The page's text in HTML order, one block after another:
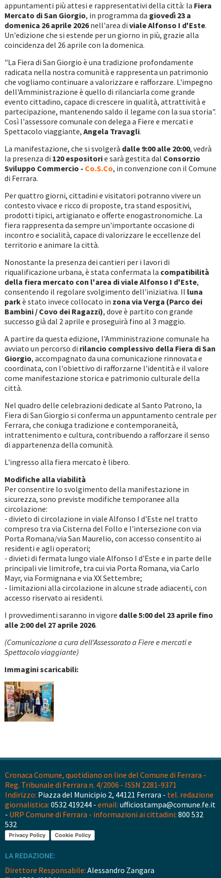
appuntamenti più attesi e rappresentativi della città: la Fiera
Mercato di San Giorgio, in programma da giovedì 23 a
domenica 26 aprile 2026nell'area di viale Alfonso I d'Este.
Un'edizione che si estende per un giorno in più, grazie alla
coincidenza del 26 aprile con la domenica.
"La Fiera di San Giorgio è una tradizione profondamente
radicata nella nostra comunità e rappresenta un patrimonio
che vogliamo continuare a valorizzare e rafforzare. L'impegno
dell'Amministrazione è quello di rilanciarla come grande
evento cittadino, capace di crescere in qualità, attrattività e
partecipazione, mantenendo saldo il legame con la sua storia".
Così l'assessore comunale con delega a Fiere e mercati e
Spettacolo viaggiante, Angela Travagli.
La manifestazione, che si svolgerà dalle 9:00 alle 20:00, vedrà
la presenza di 120 espositorie sarà gestita dal Consorzio
Sviluppo Commercio - Co.S.Co, in convenzione con il Comune
di Ferrara.
Per quattro giorni, cittadini e visitatori potranno vivere un
contesto vivace e ricco di proposte, tra stand espositivi,
prodotti tipici, artigianato e offerte enogastronomiche. La
fiera rappresenta da sempre un'importante occasione di
incontro e socialità, capace di valorizzare le eccellenze del
territorio e animare la città.
Nonostante la presenza dei cantieri per i lavori di
riqualificazione urbana, è stata confermata la compatibilità
della fiera mercato con l'area di viale Alfonso I d'Este,
consentendo il regolare svolgimento dell'iniziativa. Il luna
parkè stato invece collocato in zona via Verga (Parco dei
Bambini / Covo dei Ragazzi), dove è partito con grande
successo già dal 2 aprile e proseguirà fino al 3 maggio.
A partire da questa edizione, l'Amministrazione comunale ha
avviato un percorso di rilancio complessivo della Fiera di San
Giorgio, accompagnato da una comunicazione rinnovata e
coordinata, con l'obiettivo di rafforzarne l'identità e il valore
come manifestazione storica e patrimonio culturale della
città.
Nel quadro delle celebrazioni dedicate al Santo Patrono, la
Fiera di San Giorgio si conferma un appuntamento centrale per
Ferrara, che coniuga tradizione e contemporaneità,
intrattenimento e cultura, contribuendo a rafforzare il senso
di appartenenza della comunità.
L'ingresso alla fiera mercato è libero.
Modifiche alla viabilità
Per consentire lo svolgimento della manifestazione in
sicurezza, sono previste modifiche temporanee alla
circolazione:
- divieto di circolazione in viale Alfonso I d'Este nel tratto
compreso tra via Cisterna del Follo e l'intersezione con via
Porta Romana/via San Maurelio, con accesso consentito ai
residenti e agli operatori;
- divieti di fermata lungo viale Alfonso I d'Este e in parte delle
principali vie limitrofe, tra cui via Porta Romana, via Carlo
Mayr, via Formignana e via XX Settembre;
- limitazioni alla circolazione in alcune strade adiacenti, con
accesso riservato ai residenti.
I provvedimenti saranno in vigore dalle 5:00 del 23 aprile fino
alle 2:00 del 27 aprile 2026.
(Comunicazione a cura dell'Assessorato a Fiere e mercati e
Spettacolo viaggiante)
Immagini scaricabili:
Cronaca Comune, quotidiano on line del Comune di Ferrara -
Reg. Tribunale di Ferrara n. 4/2006 - ISSN 2281-9371
Indirizzo: Piazza del Municipio 2, 44121 Ferrara - tel. redazione
giornalistica: 0532 419244 - email: ufficiostampa@comune.fe.it
- URP Comune di Ferrara - informazioni ai cittadini: 800 532
532
Privacy Policy Cookie Policy
LA REDAZIONE:
Direttore Responsabile: Alessandro Zangara